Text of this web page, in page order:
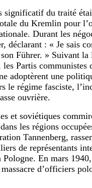
significatif du traité
du Kremlin pour
Durant les
déclarant : « Je sais
Führer. » Suivant
Partis communistes
adoptèrent une
le régime fasciste,
ouvrière.
et soviétiques
les régions
Tannenberg,
de représentants
En mars
d’officiers